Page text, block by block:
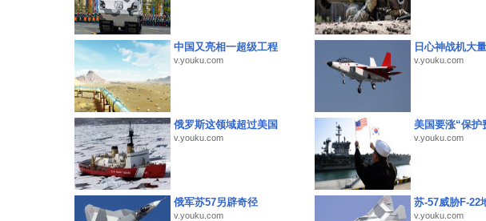
中国又亮相一超级工程
v.youku.com
日心神战机大
v.youku.com
俄罗斯这领域超过美国
v.youku.com
美国要涨“保护
v.youku.com
俄军苏57另辟奇径
v.youku.com
苏-57威胁F-22
v.youku.com